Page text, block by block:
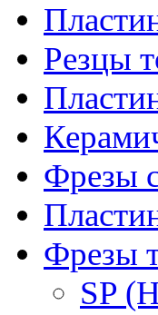
Резцы
Фрезы
Фрезы
SP